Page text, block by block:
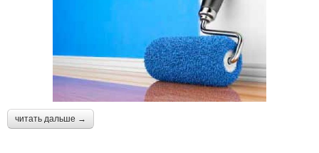
читать дальше →